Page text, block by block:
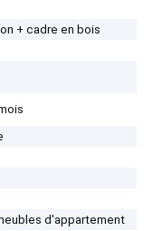
+ cadre en bois
d'appartement